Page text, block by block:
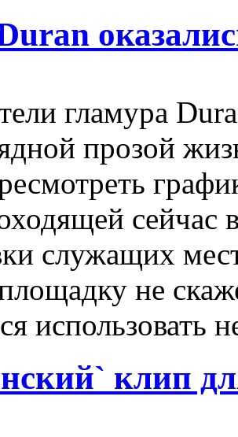
гламура
прозой
служащих
не
использовать
клип